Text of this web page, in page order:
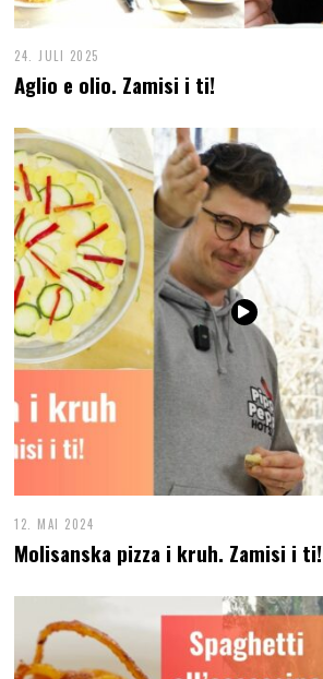
24. JULI 2025
Aglio e olio. Zamisi i ti!
12. MAI 2024
Molisanska pizza i kruh. Zamisi i ti!